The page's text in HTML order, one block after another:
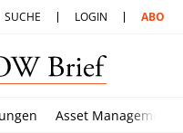
SUCHE LOGIN ABO
Asset Management